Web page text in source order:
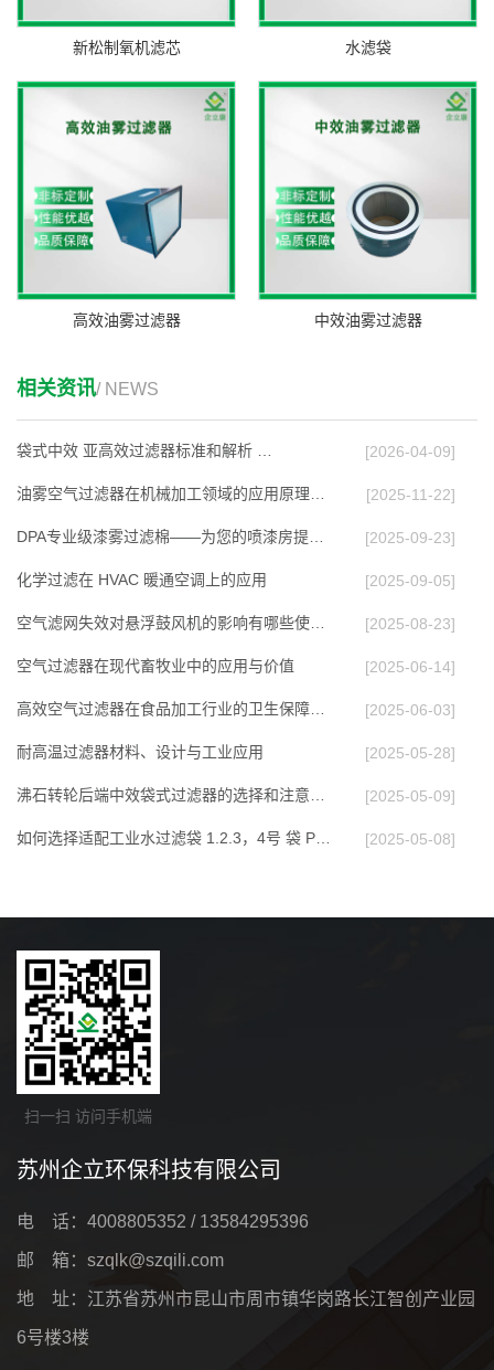
新松制氧机滤芯 水滤袋
高效油雾过滤器 中效油雾过滤器
相关资讯/ NEWS
袋式中效 亚高效过滤器标准和解析 … [2026-04-09]
油雾空气过滤器在机械加工领域的应用原理与效能… [2025-11-22]
DPA专业级漆雾过滤棉——为您的喷漆房提供高效… [2025-09-23]
化学过滤在 HVAC 暖通空调上的应⽤ [2025-09-05]
空气滤网失效对悬浮鼓风机的影响有哪些使用多久… [2025-08-23]
空气过滤器在现代畜牧业中的应用与价值 [2025-06-14]
高效空气过滤器在食品加工行业的卫生保障作用 [2025-06-03]
耐高温过滤器材料、设计与工业应用 [2025-05-28]
沸石转轮后端中效袋式过滤器的选择和注意事项 [2025-05-09]
如何选择适配工业水过滤袋 1.2.3，4号 袋 PP P… [2025-05-08]
扫一扫 访问手机端
苏州企立环保科技有限公司
电 话：4008805352 / 13584295396
邮 箱：szqlk@szqili.com
地 址：江苏省苏州市昆山市周市镇华岗路长江智创产业园
6号楼3楼